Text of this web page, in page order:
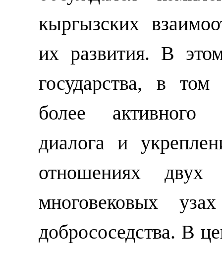
кыргызских
их развития. В
государства, в
более активного
диалога и
отношениях
многовековых
добрососедства. В